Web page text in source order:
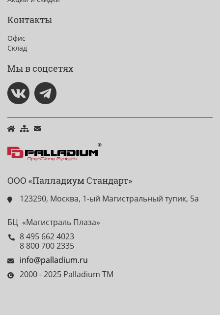
Контакты
Офис
Склад
Мы в соцсетях
ООО «Палладиум Стандарт»
123290, Москва, 1-ый Магистральный тупик, 5а
БЦ «Магистраль Плаза»
8 495 662 4023
8 800 700 2335
info@palladium.ru
2000 - 2025 Palladium TM